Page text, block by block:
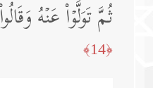
ثُمَّ تَوَلَّوۡا۟ عَنۡهُ
﴿14﴾